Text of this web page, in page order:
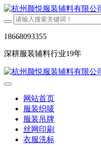
18668093355
深耕服装辅料行业19年
网站首页
服装织唛
服装吊牌
丝网印刷
衣服洗标